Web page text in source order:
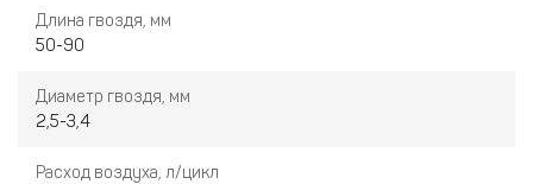
Длина гвоздя, мм
50-90
Диаметр гвоздя, мм
2,5-3,4
Расход воздуха, л/цикл